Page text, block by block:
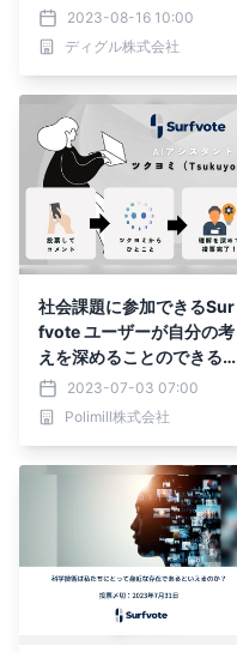
計調達額は約10億円に到
達
2023-08-16 10:00
ディグル株式会社
社会課題に参加できるSur
fvote ユーザーが自分の考
えを深めることのできるAI
アシスタント「ツクヨミ
（Tsukuyomi）」をリリ
ース！
2023-07-03 07:00
Polimill株式会社